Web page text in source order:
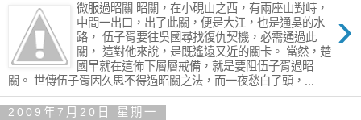
›
微服過昭關 昭關，在小硯山之西，有兩座山對峙，
中間一出口，出了此關，便是大江，也是通吳的水
路， 伍子胥要往吳國尋找復仇契機，必需通過此
關， 這對他來說，是既遙遠又近的關卡。 當然，楚
國早就在這佈下層層戒備，就是要阻伍子胥過昭
關。 世傳伍子胥因久思不得過昭關之法，而一夜愁白了頭，...
2009年7月20日 星期一